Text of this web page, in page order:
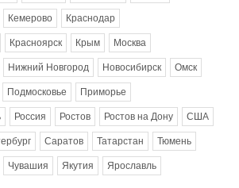
Кемерово Краснодар
Красноярск Крым Москва
Нижний Новгород Новосибирск Омск
Подмосковье Приморье
Россия Ростов Ростов на Дону США
Саратов Татарстан Тюмень
Чувашия Якутия Ярославль